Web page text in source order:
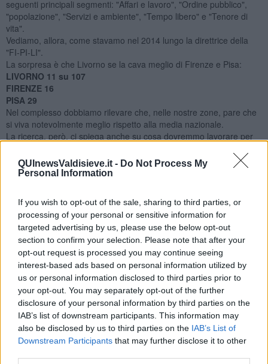
QUInewsValdisieve.it - Do Not Process My
Personal Information
If you wish to opt-out of the sale, sharing to third parties, or
processing of your personal or sensitive information for
targeted advertising by us, please use the below opt-out
section to confirm your selection. Please note that after your
opt-out request is processed you may continue seeing
interest-based ads based on personal information utilized by
us or personal information disclosed to third parties prior to
your opt-out. You may separately opt-out of the further
disclosure of your personal information by third parties on the
IAB’s list of downstream participants. This information may
also be disclosed by us to third parties on the IAB’s List of
Downstream Participants that may further disclose it to other
seguenti principali segmenti: "Affari e lavoro", "Ordine pubblico",
"popolazione", "Servizi e ambiente", "Tempo libero" e "Tenore di
vita".
Vediamo, allora, come stavamo nel 2014 lungo la direttrice della
"FI-PI-LI".
La sorpresa è che Livorno se la cava meglio di Firenze e Pisa:
LIVORNO 11 su 107
FIRENZE 16
PISA 29
Nel complesso dobbiamo rilevare che, nelle nostre zone, pare che
si viva notevolmente meglio rispetto alla media nazionale.
La ricerca, però, ci spiega anche su cosa dovremmo lavorare per
LIVORNO- Punti di forza:
- Disponibilità asili (12 su 107)
- Disponibilità Bar e Ristoranti (12 su 107)
LIVORNO - Punti di debolezza:
- Indice divorzi e separazioni (102 su 107)
- scippi e borseggi (85 su 107)
- Densità abitanti per Kmq (82 su 107)
FIRENZE- Punti di forza:
- Speranza di vita media (3 su 107)
- Tasso di occupazione (7 su 107)
- Disponibilità asili (8 su 107)
FIRENZE - Punti di debolezza: